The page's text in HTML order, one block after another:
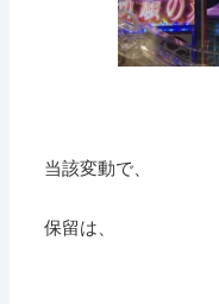
当該変動で、
保留は、